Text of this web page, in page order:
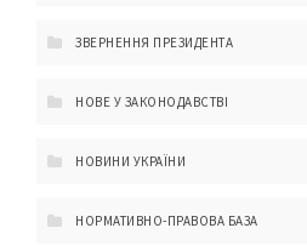
ЗВЕРНЕННЯ ПРЕЗИДЕНТА
НОВЕ У ЗАКОНОДАВСТВІ
НОВИНИ УКРАЇНИ
НОРМАТИВНО-ПРАВОВА БАЗА